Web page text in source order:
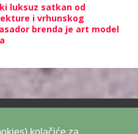
luksuz satkan od
i vrhunskog
brenda je art model